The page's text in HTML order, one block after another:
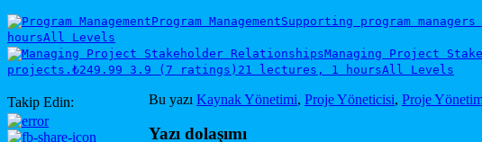
Program ManagementSupporting program
hoursAll Levels
Managing Project
projects. ₺249.99 3.9 (7 ratings) 21 lectures, 1 hoursAll Levels
Takip Edin: Bu yazı Kaynak Yönetimi, Proje Yöneticisi, Proje
Yazı dolaşımı